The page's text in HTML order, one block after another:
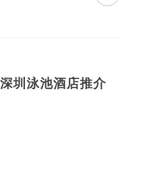
圳泳池酒店推介